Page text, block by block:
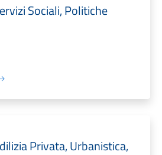
Sociali, Politiche
Privata, Urbanistica,